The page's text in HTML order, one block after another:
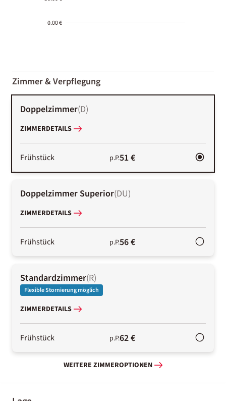
0.00 €
01-02
Zimmer & Verpflegung
Doppelzimmer(D)
ZIMMERDETAILS
Frühstück p.P.51 €
Doppelzimmer Superior(DU)
ZIMMERDETAILS
Frühstück p.P.56 €
Standardzimmer(R)
Flexible Stornierung möglich
ZIMMERDETAILS
Frühstück p.P.62 €
WEITERE ZIMMEROPTIONEN